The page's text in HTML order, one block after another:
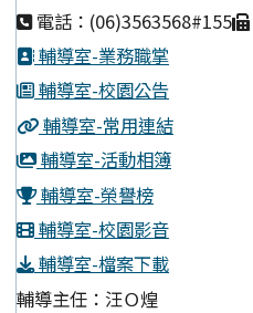
電話：(06)3563568#155
輔導室-業務職掌
輔導室-校園公告
輔導室-常用連結
輔導室-活動相簿
輔導室-榮譽榜
輔導室-校園影音
輔導室-檔案下載
輔導主任：汪Ｏ煌